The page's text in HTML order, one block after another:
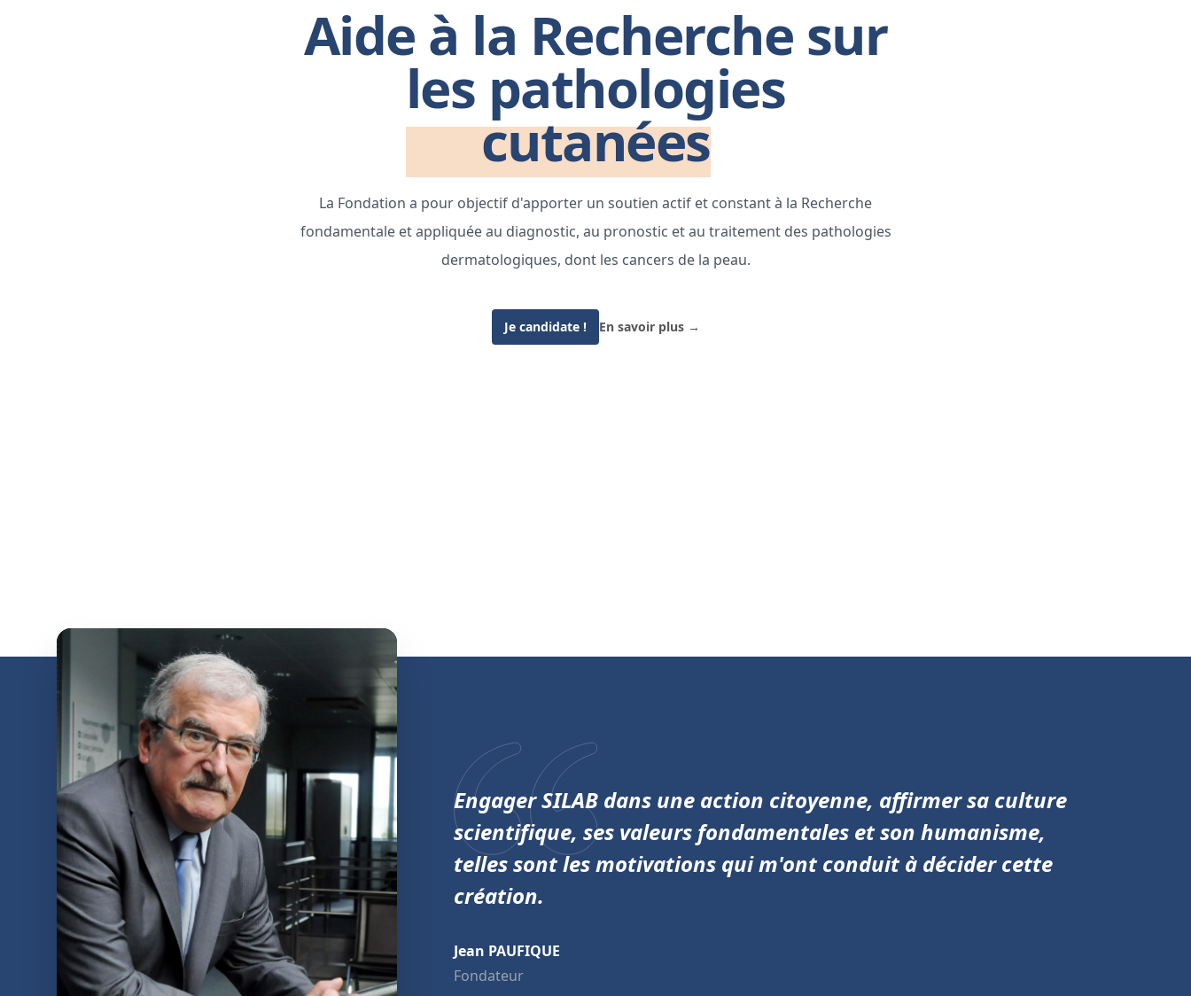
Aide à la Recherche sur
les pathologies
cutanées
La Fondation a pour objectif d'apporter un soutien actif et constant à la Recherche
fondamentale et appliquée au diagnostic, au pronostic et au traitement des pathologies
dermatologiques, dont les cancers de la peau.
Je candidate ! En savoir plus →
Engager SILAB dans une action citoyenne, affirmer sa culture
scientifique, ses valeurs fondamentales et son humanisme,
telles sont les motivations qui m'ont conduit à décider cette
création.
Jean PAUFIQUE
Fondateur